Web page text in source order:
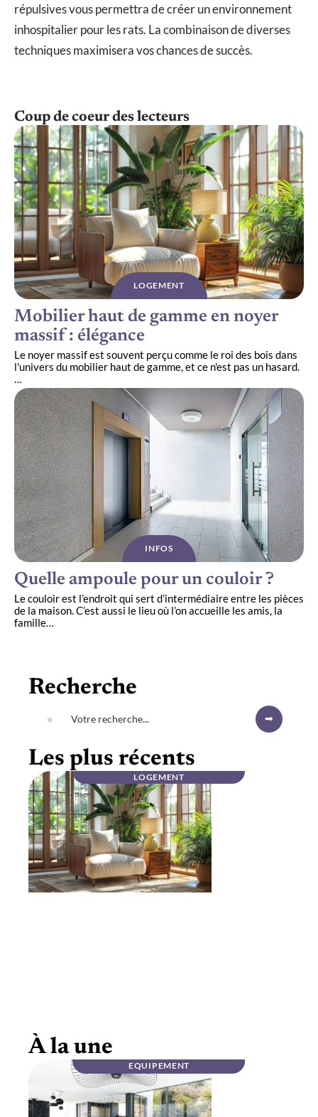
répulsives vous permettra de créer un environnement
inhospitalier pour les rats. La combinaison de diverses
techniques maximisera vos chances de succès.
Coup de coeur des lecteurs
LOGEMENT
Mobilier haut de gamme en noyer
massif : élégance
Le noyer massif est souvent perçu comme le roi des bois dans
l'univers du mobilier haut de gamme, et ce n'est pas un hasard.
…
INFOS
Quelle ampoule pour un couloir ?
Le couloir est l’endroit qui sert d’intermédiaire entre les pièces
de la maison. C’est aussi le lieu où l’on accueille les amis, la
famille
Recherche
Les plus récents
LOGEMENT
INFOS
À la une
EQUIPEMENT